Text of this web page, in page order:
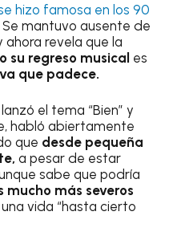
hizo famosa en los 90
Se mantuvo ausente de
revela que la
su regreso musical es
que padece.
el tema “Bien” y
habló abiertamente
que desde pequeña
a pesar de estar
sabe que podría
más severos
vida “hasta cierto